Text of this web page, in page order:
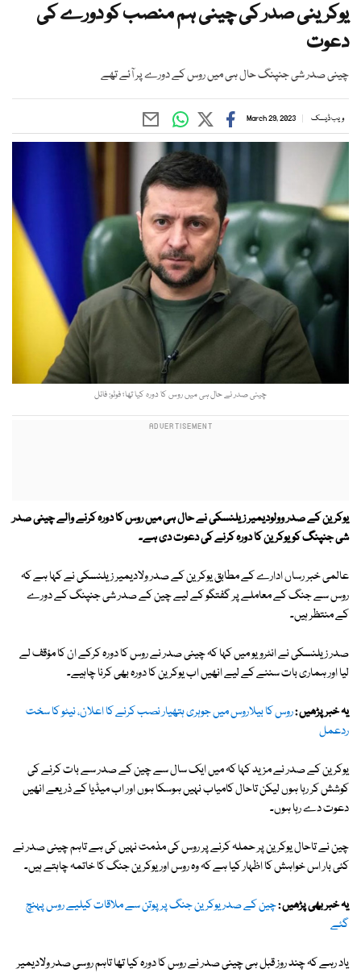
یوکرینی صدر کی چینی ہم منصب کو دورے کی
دعوت
چینی صدر شی جنپنگ حال ہی میں روس کے دورے پر آئے تھے
ویب ڈیسک March 29, 2023
چینی صدر نے حال ہی میں روس کا دورہ کیا تھا؛ فوٹو: فائل
یوکرین کے صدر وولودیمیر زیلنسکی نے حال ہی میں روس کا دورہ کرنے والے چینی صدر
شی جنپنگ کو یوکرین کا دورہ کرنے کی دعوت دی ہے۔
عالمی خبر رساں ادارے کے مطابق یوکرین کے صدر ولادیمیر زیلنسکی نے کہا ہے کہ
روس سے جنگ کے معاملے پر گفتگو کے لیے چین کے صدر شی جنپنگ کے دورے
کے منتظر ہیں۔
صدر زیلنسکی نے انٹرویو میں کہا کہ چینی صدر نے روس کا دورہ کرکے ان کا مؤقف لے
لیا اور ہماری بات سننے کے لیے انھیں اب یوکرین کا دورہ بھی کرنا چاہیے۔
یہ خبر پڑھیں :روس کا بیلاروس میں جوہری ہتھیار نصب کرنے کا اعلان، نیٹو کا سخت
ردعمل
یوکرین کے صدر نے مزید کہا کہ میں ایک سال سے چین کے صدر سے بات کرنے کی
کوشش کر رہا ہوں لیکن تاحال کامیاب نہیں ہوسکا ہوں اور اب میڈیا کے ذریعے انھیں
دعوت دے رہا ہوں۔
چین نے تاحال یوکرین پر حملہ کرنے پر روس کی مذمت نہیں کی ہے تاہم چینی صدر نے
کئی بار اس خواہش کا اظہار کیا ہے کہ وہ روس اور یوکرین جنگ کا خاتمہ چاہتے ہیں۔
یہ خبر بھی پڑھیں :چین کے صدر یوکرین جنگ پر پوتن سے ملاقات کیلیے روس پہنچ
گئے
یاد رہے کہ چند روز قبل ہی چینی صدر نے روس کا دورہ کیا تھا تاہم روسی صدر ولادیمیر